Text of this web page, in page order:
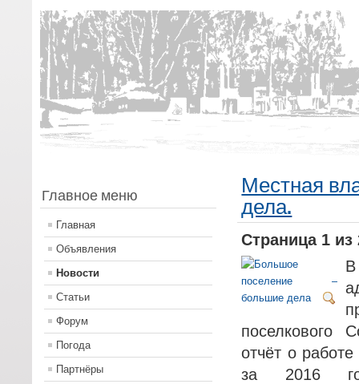
Главное меню
Главная
Объявления
Новости
Статьи
Форум
Погода
Партнёры
Местная
дела.
Страница 1 из
поселкового
отчёт о
за 2016